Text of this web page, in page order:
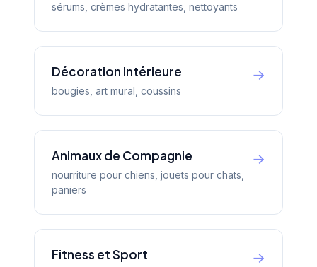
sérums, crèmes hydratantes, nettoyants
Décoration Intérieure
bougies, art mural, coussins
→
Animaux de Compagnie
nourriture pour chiens, jouets pour chats,
paniers
→
Fitness et Sport →